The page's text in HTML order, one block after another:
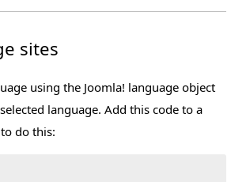
sites
using the Joomla! language object
language. Add this code to a
do this: